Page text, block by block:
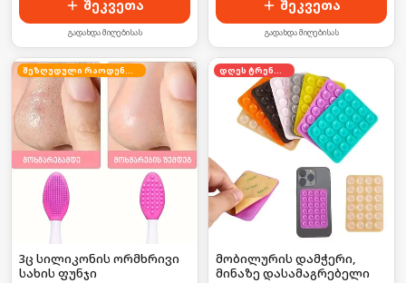
შეკვეთა
გადახდა მიღებისას
შეკვეთა
გადახდა მიღებისას
შეზღუდული რაოდენობა
3ც სილიკონის ორმხრივი
სახის ფუნჯი
დღეს ტრენდში
მობილურის დამჭერი,
მინაზე დასამაგრებელი